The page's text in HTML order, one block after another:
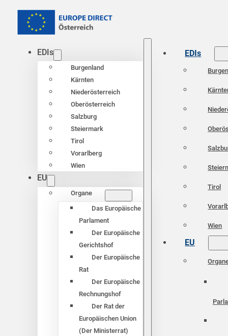
EDIs
Burgenland
Kärnten
Niederösterreich
Oberösterreich
Salzburg
Steiermark
Tirol
Vorarlberg
Wien
EU
Organe
Das Europäische
Parlament
Der Europäische
Gerichtshof
Der Europäische
Rat
Der Europäische
Rechnungshof
Der Rat der
Europäischen Union
(Der Ministerrat)
EDIs
Tirol
Wien
EU